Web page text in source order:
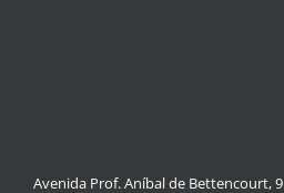
Avenida Prof. Aníbal de Bettencourt, 9